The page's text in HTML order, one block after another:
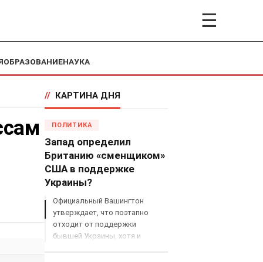
☰
ОБРАЗОВАНИЕНАУКА
// КАРТИНА ДНЯ
ПОЛИТИКА
Запад определил
Британию «сменщиком»
США в поддержке
Украины?
Официальный Вашингтон
утверждает, что поэтапно
отходит от поддержки
бывшей Украины, хотя и